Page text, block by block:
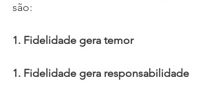
são:
1. Fidelidade gera temor
1. Fidelidade gera responsabilidade